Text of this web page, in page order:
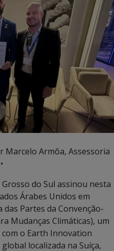
Marcelo Armôa, Assessoria
do Sul assinou nesta
Árabes Unidos em
das Partes da Convenção-
Mudanças Climáticas), um
o Earth Innovation
localizada na Suíça,